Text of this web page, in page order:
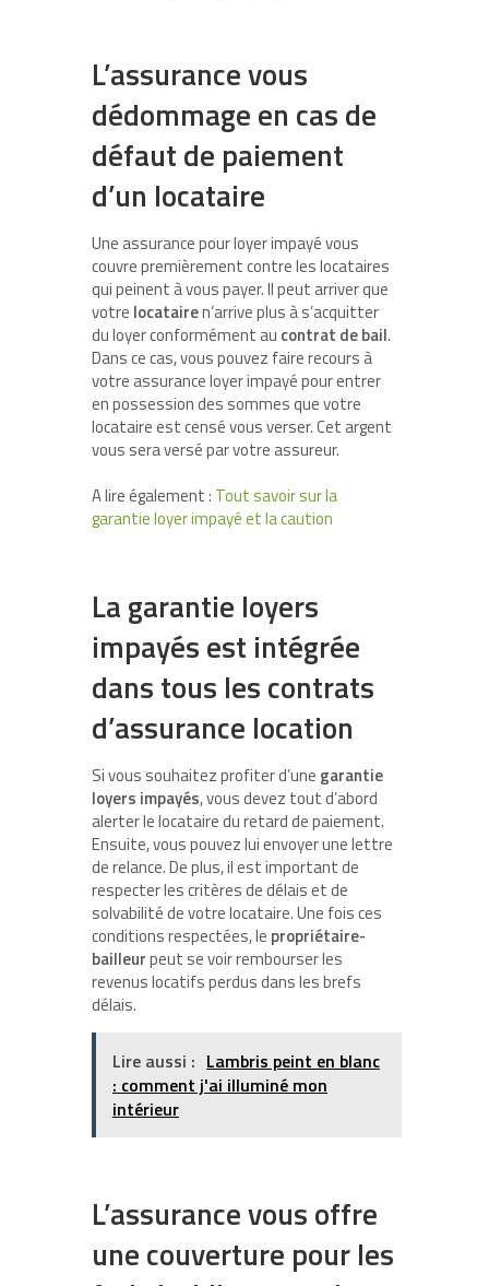
L’assurance vous
dédommage en cas de
défaut de paiement
d’un locataire
Une assurance pour loyer impayé vous
couvre premièrement contre les locataires
qui peinent à vous payer. Il peut arriver que
votre locatairen’arrive plus à s’acquitter
du loyer conformément au contrat de bail.
Dans ce cas, vous pouvez faire recours à
votre assurance loyer impayé pour entrer
en possession des sommes que votre
locataire est censé vous verser. Cet argent
vous sera versé par votre assureur.
A lire également : Tout savoir sur la
garantie loyer impayé et la caution
La garantie loyers
impayés est intégrée
dans tous les contrats
d’assurance location
Si vous souhaitez profiter d’une garantie
loyers impayés, vous devez tout d’abord
alerter le locataire du retard de paiement.
Ensuite, vous pouvez lui envoyer une lettre
de relance. De plus, il est important de
respecter les critères de délais et de
solvabilité de votre locataire. Une fois ces
conditions respectées, le propriétaire-
bailleurpeut se voir rembourser les
revenus locatifs perdus dans les brefs
délais.
Lire aussi : Lambris peint en blanc
: comment j'ai illuminé mon
intérieur
L’assurance vous offre
une couverture pour les